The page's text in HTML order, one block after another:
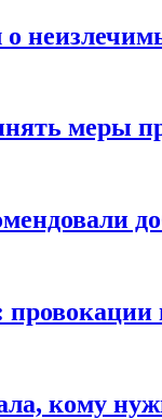
меры
кому